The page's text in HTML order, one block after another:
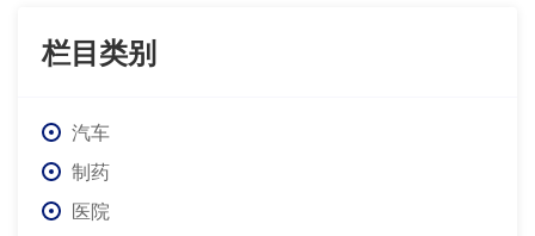
栏目类别
汽车
制药
医院